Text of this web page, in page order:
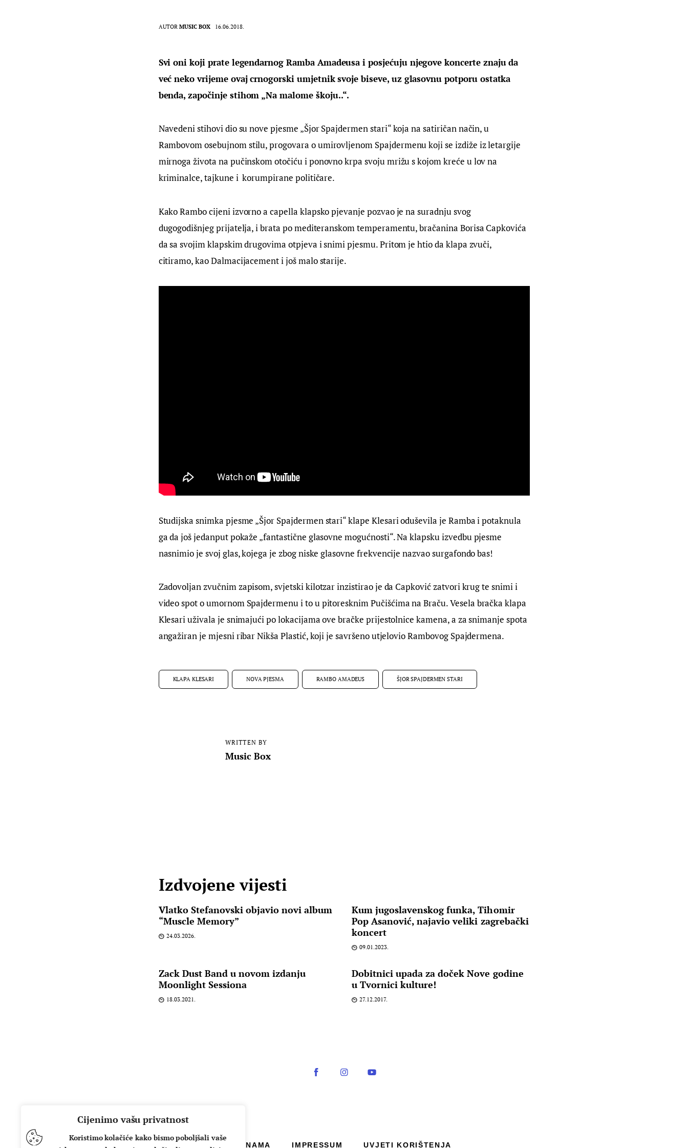
Cijenimo vašu privatnost
Koristimo kolačiće kako bismo poboljšali vaše
AUTOR MUSIC BOX 16.06.2018.
Svi oni koji prate legendarnog Ramba Amadeusa i posjećuju njegove koncerte znaju da
već neko vrijeme ovaj crnogorski umjetnik svoje biseve, uz glasovnu potporu ostatka
benda, započinje stihom „Na malome škoju..“.
Navedeni stihovi dio su nove pjesme „Šjor Spajdermen stari“ koja na satiričan način, u
Rambovom osebujnom stilu, progovara o umirovljenom Spajdermenu koji se izdiže iz letargije
mirnoga života na pučinskom otočiću i ponovno krpa svoju mrižu s kojom kreće u lov na
kriminalce, tajkune i  korumpirane političare.
Kako Rambo cijeni izvorno a capella klapsko pjevanje pozvao je na suradnju svog
dugogodišnjeg prijatelja, i brata po mediteranskom temperamentu, bračanina Borisa Capkovića
da sa svojim klapskim drugovima otpjeva i snimi pjesmu. Pritom je htio da klapa zvuči,
citiramo, kao Dalmacijacement i još malo starije.
Studijska snimka pjesme „Šjor Spajdermen stari“ klape Klesari oduševila je Ramba i potaknula
ga da još jedanput pokaže „fantastične glasovne mogućnosti“. Na klapsku izvedbu pjesme
nasnimio je svoj glas, kojega je zbog niske glasovne frekvencije nazvao surgafondo bas!
Zadovoljan zvučnim zapisom, svjetski kilotzar inzistirao je da Capković zatvori krug te snimi i
video spot o umornom Spajdermenu i to u pitoresknim Pučišćima na Braču. Vesela bračka klapa
Klesari uživala je snimajući po lokacijama ove bračke prijestolnice kamena, a za snimanje spota
angažiran je mjesni ribar Nikša Plastić, koji je savršeno utjelovio Rambovog Spajdermena.
KLAPA KLESARI NOVA PJESMA RAMBO AMADEUS ŠJOR SPAJDERMEN STARI
WRITTEN BY
Music Box
Izdvojene vijesti
Vlatko Stefanovski objavio novi album
“Muscle Memory”
24.03.2026.
Kum jugoslavenskog funka, Tihomir
Pop Asanović, najavio veliki zagrebački
koncert
09.01.2023.
Zack Dust Band u novom izdanju
Moonlight Sessiona
18.03.2021.
Dobitnici upada za doček Nove godine
u Tvornici kulture!
27.12.2017.
O NAMA IMPRESSUM UVJETI KORIŠTENJA